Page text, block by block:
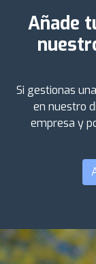
Añade
Si gestionas
en nuestro
empresa y